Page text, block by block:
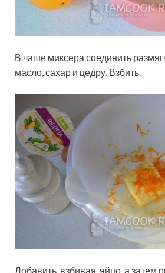
В чаше миксера соединить
масло, сахар и цедру. Взбить.
Добавить, взбивая, яйцо, а затем